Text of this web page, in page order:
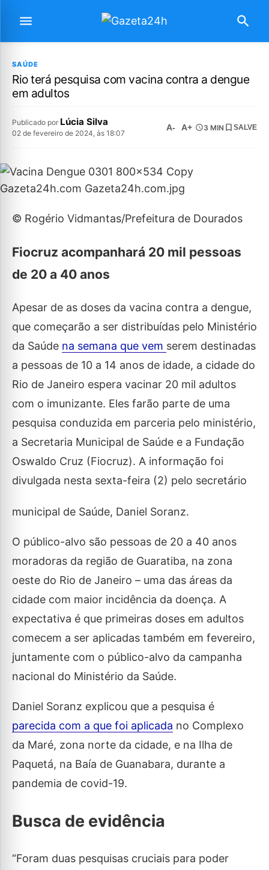
SAÚDE
Rio terá pesquisa com vacina contra a dengue
em adultos
Publicado por Lúcia Silva
02 de fevereiro de 2024, às 18:07
A- A+ 3 MIN SALVE
© Rogério Vidmantas/Prefeitura de Dourados
Fiocruz acompanhará 20 mil pessoas
de 20 a 40 anos
Apesar de as doses da vacina contra a dengue,
que começarão a ser distribuídas pelo Ministério
da Saúde na semana que vem serem destinadas
a pessoas de 10 a 14 anos de idade, a cidade do
Rio de Janeiro espera vacinar 20 mil adultos
com o imunizante. Eles farão parte de uma
pesquisa conduzida em parceria pelo ministério,
a Secretaria Municipal de Saúde e a Fundação
Oswaldo Cruz (Fiocruz). A informação foi
divulgada nesta sexta-feira (2) pelo secretário
municipal de Saúde, Daniel Soranz.
O público-alvo são pessoas de 20 a 40 anos
moradoras da região de Guaratiba, na zona
oeste do Rio de Janeiro – uma das áreas da
cidade com maior incidência da doença. A
expectativa é que primeiras doses em adultos
comecem a ser aplicadas também em fevereiro,
juntamente com o público-alvo da campanha
nacional do Ministério da Saúde.
Daniel Soranz explicou que a pesquisa é
parecida com a que foi aplicada no Complexo
da Maré, zona norte da cidade, e na Ilha de
Paquetá, na Baía de Guanabara, durante a
pandemia de covid-19.
Busca de evidência
“Foram duas pesquisas cruciais para poder